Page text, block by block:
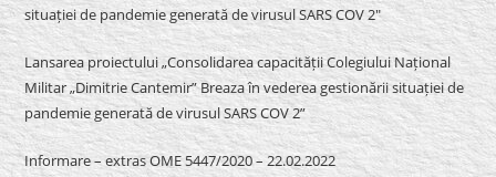
situației de pandemie generată de virusul SARS COV 2″
Lansarea proiectului „Consolidarea capacității Colegiului Național
Militar „Dimitrie Cantemir” Breaza în vederea gestionării situației de
pandemie generată de virusul SARS COV 2”
Informare – extras OME 5447/2020 – 22.02.2022